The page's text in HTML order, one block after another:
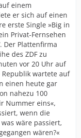
einem
er sich auf einen
erste Single »Big in
Privat-Fernsehen
Der Plattenfirma
des ZDF zu
vor 20 Uhr auf
wartete auf
einen heute gar
nahezu 100
Nummer eins«,
wenn die
wäre passiert,
wären?«